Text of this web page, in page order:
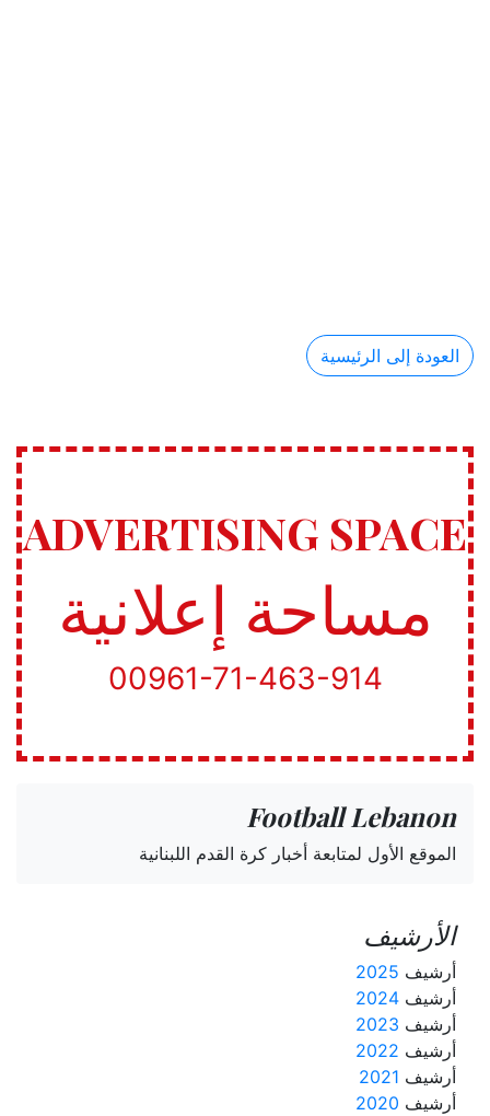
العودة إلى الرئيسية
ADVERTISING SPACE
مساحة إعلانية
00961-71-463-914
Football Lebanon
الموقع الأول لمتابعة أخبار كرة القدم اللبنانية
الأرشيف
أرشيف 2025
أرشيف 2024
أرشيف 2023
أرشيف 2022
أرشيف 2021
أرشيف 2020